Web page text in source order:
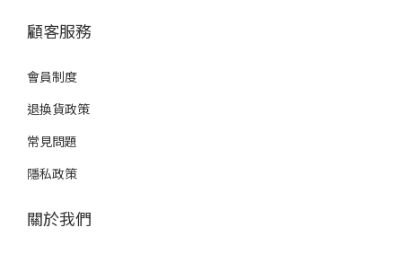
顧客服務
會員制度
退換貨政策
常見問題
隱私政策
關於我們